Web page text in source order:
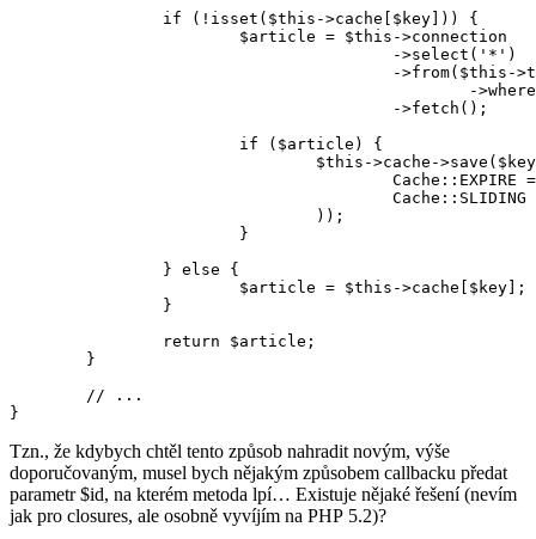
Tzn., že kdybych chtěl tento způsob nahradit novým, výše
doporučovaným, musel bych nějakým způsobem callbacku předat
parametr $id, na kterém metoda lpí… Existuje nějaké řešení (nevím
jak pro closures, ale osobně vyvíjím na PHP 5.2)?